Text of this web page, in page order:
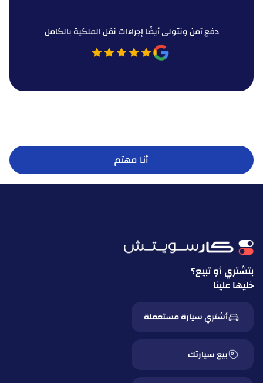
دفع آمن ونتولى أيضًا إجراءات نقل الملكية بالكامل
أنا مهتم
بتشتري أو تبيع؟
خليها علينا
أشتري سيارة مستعملة
بيع سيارتك